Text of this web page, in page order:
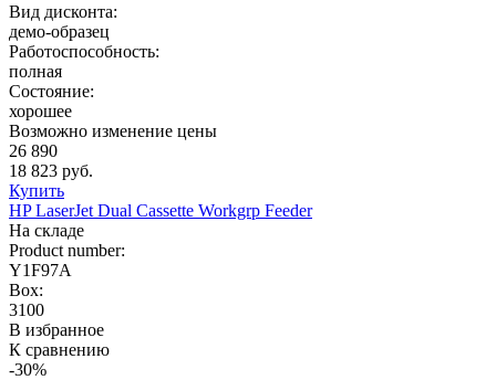
Вид дисконта:
демо-образец
Работоспособность:
полная
Состояние:
хорошее
Возможно изменение цены
26 890
18 823 руб.
Купить
HP LaserJet Dual Cassette Workgrp Feeder
На складе
Product number:
Y1F97A
Box:
3100
В избранное
К сравнению
-30%